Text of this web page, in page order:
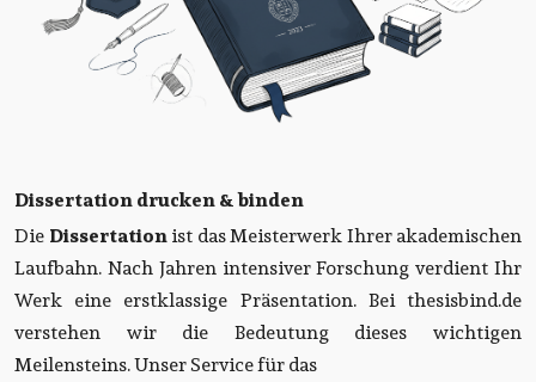
Dissertation drucken & binden
Die Dissertationist das Meisterwerk Ihrer akademischen
Laufbahn. Nach Jahren intensiver Forschung verdient Ihr
Werk eine erstklassige Präsentation. Bei thesisbind.de
verstehen wir die Bedeutung dieses wichtigen
Meilensteins. Unser Service für das